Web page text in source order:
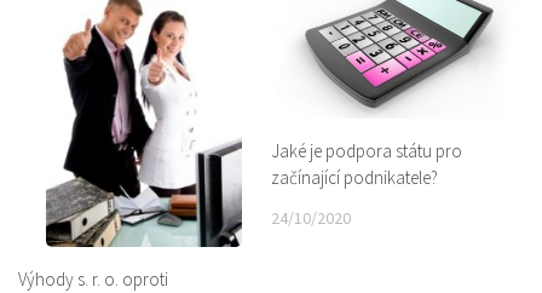
Výhody s. r. o. oproti
Jaké je podpora státu pro
začínající podnikatele?
24/10/2020